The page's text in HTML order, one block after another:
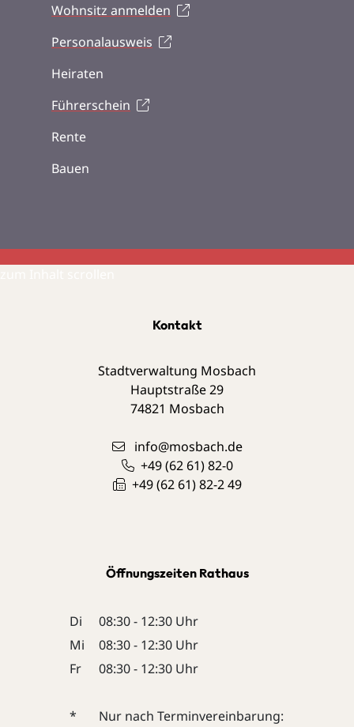
Wohnsitz anmelden
Personalausweis
Heiraten
Führerschein
Rente
Bauen
Kontakt
Stadtverwaltung Mosbach
Hauptstraße 29
74821 Mosbach
info@mosbach.de
+49 (62 61) 82-0
+49 (62 61) 82-2 49
Öffnungszeiten Rathaus
Di
08:30 - 12:30 Uhr
Mi
08:30 - 12:30 Uhr
Fr
08:30 - 12:30 Uhr
*
Nur nach Terminvereinbarung: